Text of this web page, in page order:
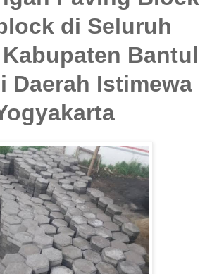
di Seluruh
Bantul
Daerah Istimewa